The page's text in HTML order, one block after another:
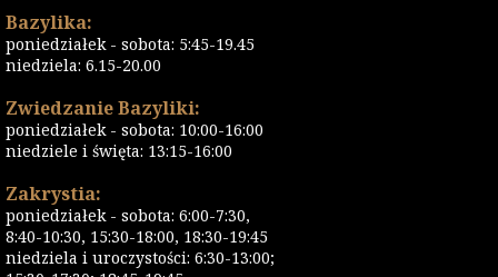
Bazylika:
poniedziałek - sobota: 5:45-19.45
niedziela: 6.15-20.00
Zwiedzanie Bazyliki:
poniedziałek - sobota: 10:00-16:00
niedziele i święta: 13:15-16:00
Zakrystia:
poniedziałek - sobota: 6:00-7:30,
8:40-10:30, 15:30-18:00, 18:30-19:45
niedziela i uroczystości: 6:30-13:00;